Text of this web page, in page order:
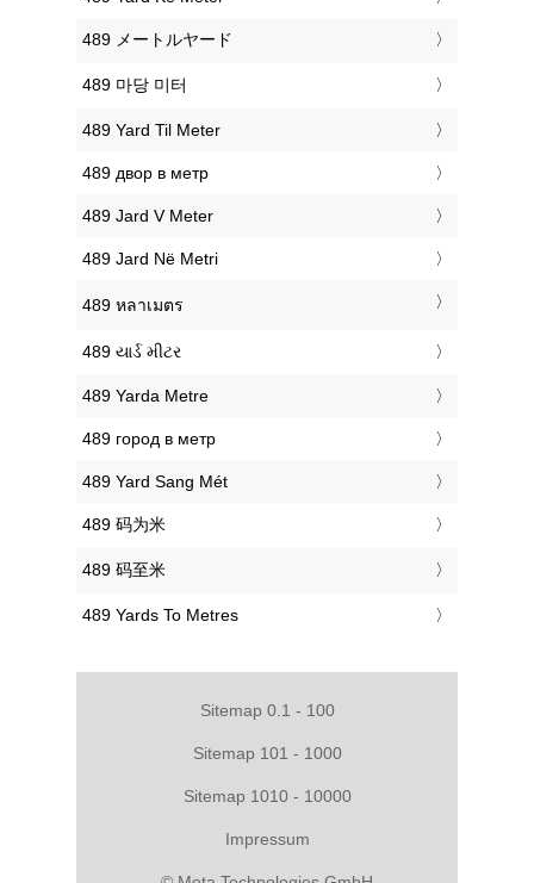
‎489 メートルヤード
‎489 마당 미터
‎489 Yard Til Meter
‎489 двор в метр
‎489 Jard V Meter
‎489 Jard Në Metri
‎489 หลาเมตร
‎489 યાર્ડ મીટર
‎489 Yarda Metre
‎489 город в метр
‎489 Yard Sang Mét
‎489 码为米
‎489 码至米
‎489 Yards To Metres
Sitemap 0.1 - 100
Sitemap 101 - 1000
Sitemap 1010 - 10000
Impressum